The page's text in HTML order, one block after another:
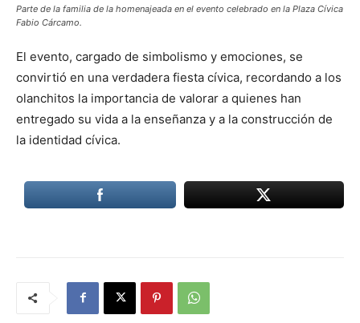
Parte de la familia de la homenajeada en el evento celebrado en la Plaza Cívica
Fabio Cárcamo.
El evento, cargado de simbolismo y emociones, se
convirtió en una verdadera fiesta cívica, recordando a los
olanchitos la importancia de valorar a quienes han
entregado su vida a la enseñanza y a la construcción de
la identidad cívica.